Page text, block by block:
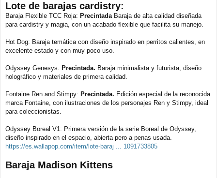
Lote de barajas cardistry:
Baraja Flexible TCC Roja: PrecintadaBaraja de alta calidad diseñada
para cardistry y magia, con un acabado flexible que facilita su manejo.
Hot Dog: Baraja temática con diseño inspirado en perritos calientes, en
excelente estado y con muy poco uso.
Odyssey Genesys: Precintada. Baraja minimalista y futurista, diseño
holográfico y materiales de primera calidad.
Fontaine Ren and Stimpy: Precintada. Edición especial de la reconocida
marca Fontaine, con ilustraciones de los personajes Ren y Stimpy, ideal
para coleccionistas.
Odyssey Boreal V1: Primera versión de la serie Boreal de Odyssey,
diseño inspirado en el espacio, abierta pero a penas usada.
https://es.wallapop.com/item/lote-baraj ... 1091733805
Baraja Madison Kittens